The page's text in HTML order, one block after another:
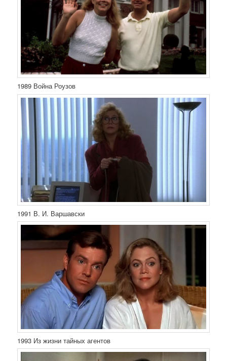
1989 Война Роузов
1991 В. И. Варшавски
1993 Из жизни тайных агентов